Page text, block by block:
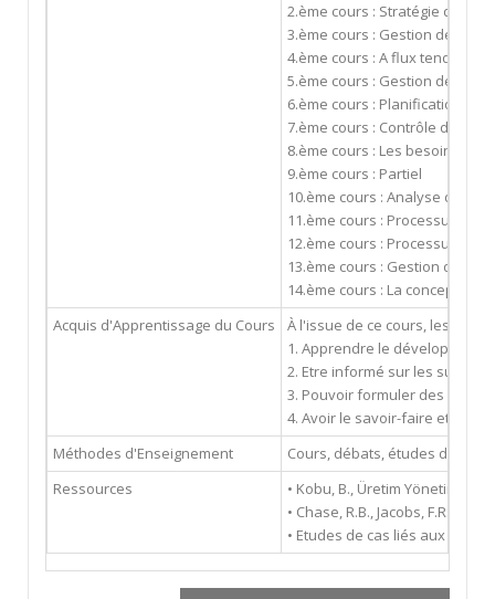
2.ème cours : Stratégie de la
3.ème cours : Gestion de la
4.ème cours : A flux tendus,
5.ème cours : Gestion de la
6.ème cours : Planification
7.ème cours : Contrôle de
8.ème cours : Les besoins
9.ème cours : Partiel
10.ème cours : Analyse des
11.ème cours : Processus de
12.ème cours : Processus de
13.ème cours : Gestion de la
14.ème cours : La conception
Acquis d'Apprentissage du Cours
À l'issue de ce cours, les
1. Apprendre le
2. Etre informé sur les sujets
3. Pouvoir formuler des
4. Avoir le savoir-faire et
Méthodes d'Enseignement
Cours, débats, études de cas
Ressources
• Kobu, B., Üretim Yönetimi,
• Chase, R.B., Jacobs, F.R.,
• Etudes de cas liés aux sujets